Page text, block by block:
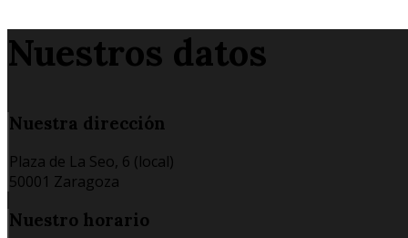
Nuestros datos
Nuestra dirección
Plaza de La Seo, 6 (local)
50001 Zaragoza
Nuestro horario